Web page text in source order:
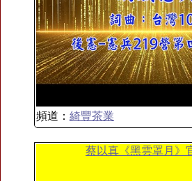
頻道： 綺豐茶業
蔡以真《黑雲罩月》